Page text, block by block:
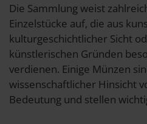
Die Sammlung weist
Einzelstücke auf, die aus
kulturgeschichtlicher Sicht
künstlerischen Gründen
verdienen. Einige Münzen
wissenschaftlicher Hinsicht
Bedeutung und stellen